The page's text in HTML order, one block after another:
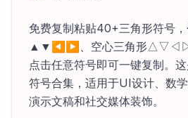
免费复制粘贴40+三角形符号
▲▼◀▶、空心三角形△▽◁▷
点击任意符号即可一键复制。
符号合集，适用于UI设计、数学
演示文稿和社交媒体装饰。